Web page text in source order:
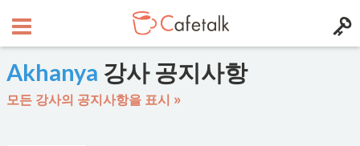
Akhanya 강사 공지사항
모든 강사의 공지사항을 표시 »